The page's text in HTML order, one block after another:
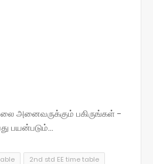
அனைவருக்கும் பகிருங்கள் -
பயன்படும்...
2nd std EE time table